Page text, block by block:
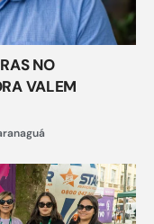
NO
VALEM